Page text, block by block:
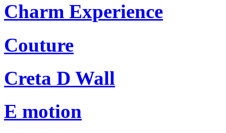
Charm Experience
Couture
Creta D Wall
E motion